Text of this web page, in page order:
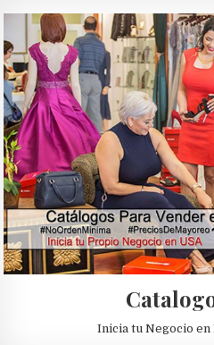
Inicia tu Negocio en